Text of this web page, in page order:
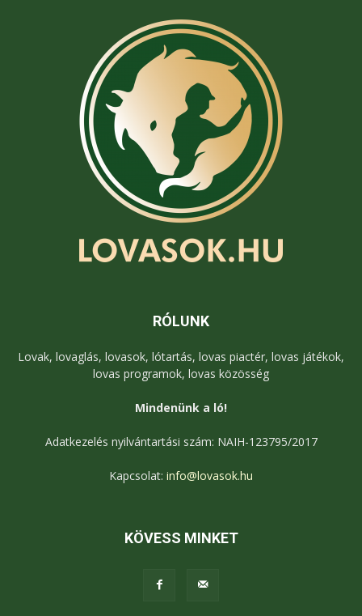
RÓLUNK
Lovak, lovaglás, lovasok, lótartás, lovas piactér, lovas játékok,
lovas programok, lovas közösség
Mindenünk a ló!
Adatkezelés nyilvántartási szám: NAIH-123795/2017
Kapcsolat: info@lovasok.hu
KÖVESS MINKET